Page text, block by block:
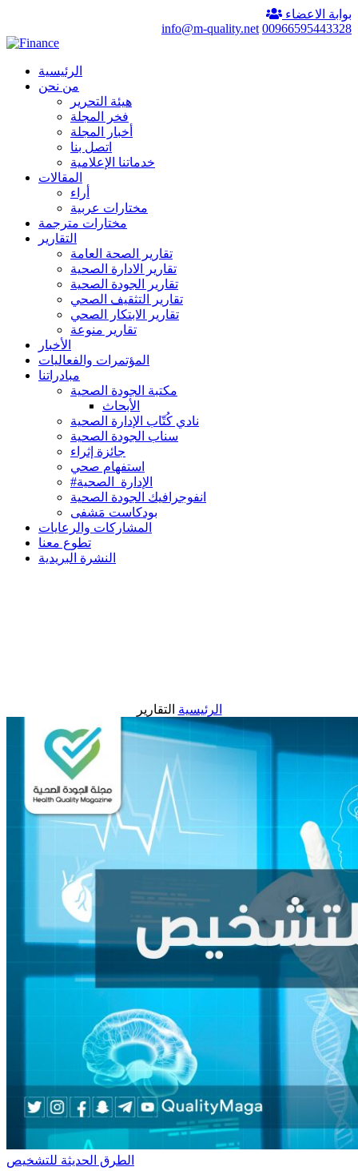
بوابة الاعضاء
00966595443328
info@m-quality.net
الرئيسية
من نحن
هيئة التحرير
فخر المجلة
أخبار المجلة
اتصل بنا
خدماتنا الإعلامية
المقالات
أراء
مختارات عربية
مختارات مترجمة
التقارير
تقارير الصحة العامة
تقارير الادارة الصحية
تقارير الجودة الصحية
تقارير التثقيف الصحي
تقارير الابتكار الصحي
تقارير منوعة
الأخبار
المؤتمرات والفعاليات
مبادراتنا
مكتبة الجودة الصحية
الأبحاث
نادي كُتّاب الإدارة الصحية
سناب الجودة الصحية
جائزة إثراء
استفهام صحي
#الإدارة_الصحية
انفوجرافيك الجودة الصحية
بودكاست مَشفى
المشاركات والرعايات
تطوع معنا
النشرة البريدية
الرئيسية التقارير
الطرق الحديثة للتشخيص